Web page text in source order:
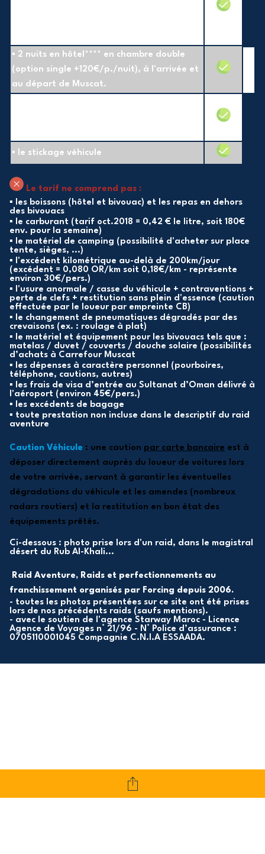
▪ 2 nuits en hôtel**** en chambre double
(option single +120€/p./nuit), à l'arrivée et
au départ de Muscat.
▪ le stickage véhicule
Le tarif ne comprend pas :
▪ les boissons (hôtel et bivouac) et les repas en dehors
des bivouacs
▪ le carburant (tarif oct.2018 = 0,42 € le litre, soit 180€
env. pour la semaine)
▪ le matériel de camping (possibilité d'acheter sur place
tente, sièges, ...)
▪ l'excédent kilométrique au-delà de 200km/jour
(excédent = 0,080 OR/km soit 0,18€/km - représente
environ 30€/pers.)
▪ l'usure anormale / casse du véhicule + contraventions +
perte de clefs + restitution sans plein d'essence (caution
effectuée par le loueur par empreinte CB)
▪ le changement de pneumatiques dégradés par des
crevaisons (ex. : roulage à plat)
▪ le matériel et équipement pour les bivouacs tels que :
matelas / duvet / couverts / douche solaire (possibilités
d’achats à Carrefour Muscat
▪ les dépenses à caractère personnel (pourboires,
téléphone, cautions, autres)
▪ les frais de visa d’entrée au Sultanat d’Oman délivré à
l'aéroport (environ 45€/pers.)
▪ les excédents de bagage
▪ toute prestation non incluse dans le descriptif du raid
aventure
Caution Véhicule : une caution par carte bancaire est à
déposer directement auprès du loueur de voitures lors
de votre arrivée, servant à garantir les éventuelles
dégradations du véhicule et les amendes (nombreux
radars routiers) et la restitution en bon état des
équipements prêtés.
Ci-dessous : photo prise lors d'un raid, dans le magistral
désert du Rub Al-Khali...
Raid Aventure, Raids et perfectionnements au
franchissement organisés par Forcing depuis 2006.
- toutes les photos présentées sur ce site ont été prises
lors de nos précédents raids (saufs mentions).
- avec le soutien de l'agence Starway Maroc - Licence
Agence de Voyages n° 21/96 - N° Police d’assurance :
0705110001045 Compagnie C.N.I.A ESSAADA.